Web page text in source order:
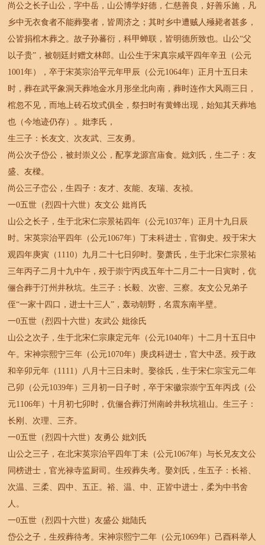
尚公之长子山公，字中岳，山公博学好德，仁慈善良，好善乐施，凡
乡中无衣食者不能葬娶者，皆周济之；其时乡中遭贼人殛毙者甚多，
公皆捐棺木葬之。故子孙蕃衍，科甲蝉联，皆明德所致也。山公“父
以子贵”，被朝廷封赠文林郎。山公生于宋真宗咸平四年辛丑（公元
1001年），卒于宋英宗治平元年甲辰（公元1064年）正月十五日未
时，葬在武平象洞天葬地金水月形坐北向南，葬时连作大风雨三日，
棺忽不见，而地上砖石坟式俱全，祭扫时有黄蜂出现，始知其天葬地
也（今地迹仍存）。妣李氏，
生三子：长友文、次友武、三友勇。
尚公次子岱公，被封崇义公，配享龙源宫庙食。妣刘氏，生二子：友
盛、友樑。
尚公三子峦公，生四子：友才、友能、友瑞、友祯。
一0五世（烈四十六世）友文公 妣肖氏
山公之长子，生于北宋仁宗景祐四年（公元1037年）正月十九日辰
时。宋英宗治平四年（公元1067年）丁未科进士，官御史。殁于宋大
观四年庚寅（1110）九月二十七日卯时。娶萧氏，生于北宋仁宗景祐
三年丙子二月十九中午，殁于崇宁丙戌五年十二月二十一日寅时，伉
俪合葬于汀州井秋坑。生三子：长毅、次密、三察。友文公兄弟子
侄“一家十四口，进士十三人”，轰动朝野，名震东南半壁。
一0五世（烈四十六世）友武公 妣徐氏
山公之次子，生于北宋仁宗康定元年（公元1040年）十二月十五日中
午。宋神宗熙宁三年（公元1070年）庚戌科进士，官大中丞。殁于政
和辛卯元年（1111）八月十三日未时。娶徐氏，生于宋仁宗宝元二年
己卯（公元1039年）三月初一日子时，卒于宋徽宗崇宁五年丙戌（公
元1106年）十月初七卯时，伉俪合葬汀州南岭井秋坑祖山。生三子：
长刚、次理、三齐。
一0五世（烈四十六世）友勇公 妣刘氏
山公之三子，在北宋英宗治平四年丁未（公元1067年）与长兄友文公
同榜进士，官光禄寺监厨司。生殁葬失考。娶刘氏，生五子：长裕、
次温、三柔、四中、五正。裕、温、中、正皆中进士，柔为中书舍
人。
一0五世（烈四十六世）友盛公 妣陆氏
岱公之子，生殁葬待考。宋神宗熙宁二年（公元1069年）己酉科举人